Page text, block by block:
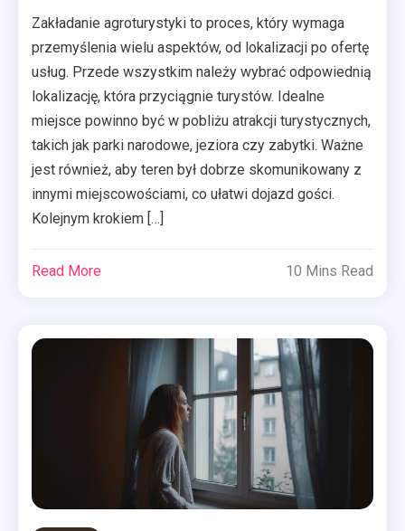
Zakładanie agroturystyki to proces, który wymaga
przemyślenia wielu aspektów, od lokalizacji po ofertę
usług. Przede wszystkim należy wybrać odpowiednią
lokalizację, która przyciągnie turystów. Idealne
miejsce powinno być w pobliżu atrakcji turystycznych,
takich jak parki narodowe, jeziora czy zabytki. Ważne
jest również, aby teren był dobrze skomunikowany z
innymi miejscowościami, co ułatwi dojazd gości.
Kolejnym krokiem […]
Read More 10 Mins Read